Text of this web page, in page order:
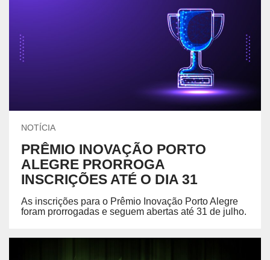
NOTÍCIA
PRÊMIO INOVAÇÃO PORTO
ALEGRE PRORROGA
INSCRIÇÕES ATÉ O DIA 31
As inscrições para o Prêmio Inovação Porto Alegre
foram prorrogadas e seguem abertas até 31 de julho.